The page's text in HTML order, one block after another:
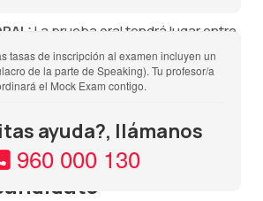
tasas de inscripción al examen incluyen un
de la parte de Speaking). Tu profesor/a
el Mock Exam contigo.
ayuda?, llámanos
960 000 130
La prueba oral tendrá lugar entre
los dos días posteriores o el mismo
y deberás estar disponible
de tiempo pues NO SE PUEDE
DE NINGUNA DE LAS PARTES DEL